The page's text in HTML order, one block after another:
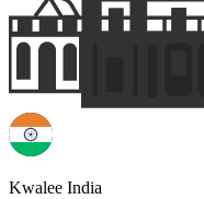
Kwalee India